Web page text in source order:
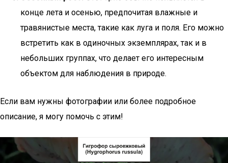
конце лета и осенью, предпочитая влажные и
травянистые места, такие как луга и поля. Его можно
встретить как в одиночных экземплярах, так и в
небольших группах, что делает его интересным
объектом для наблюдения в природе.
Если вам нужны фотографии или более подробное
описание, я могу помочь с этим!